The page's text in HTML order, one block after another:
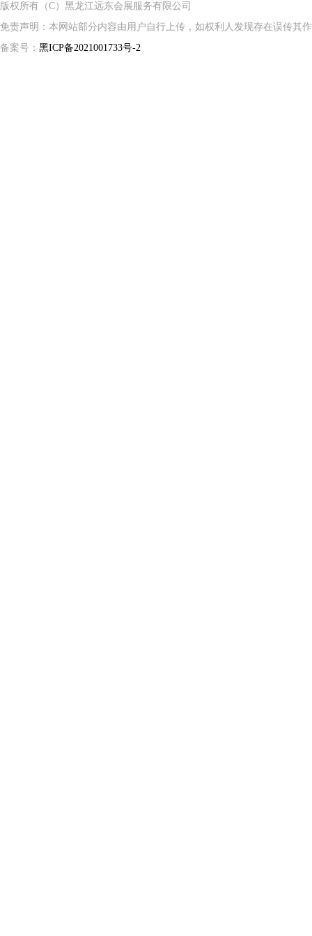
版权所有（C）黑龙江远东会展服务有限公司
免责声明：本网站部分内容由用户自行上传，如权利人发现存在误传其
备案号： 黑ICP备2021001733号-2